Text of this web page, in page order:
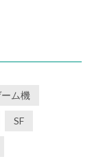
ム機
SF